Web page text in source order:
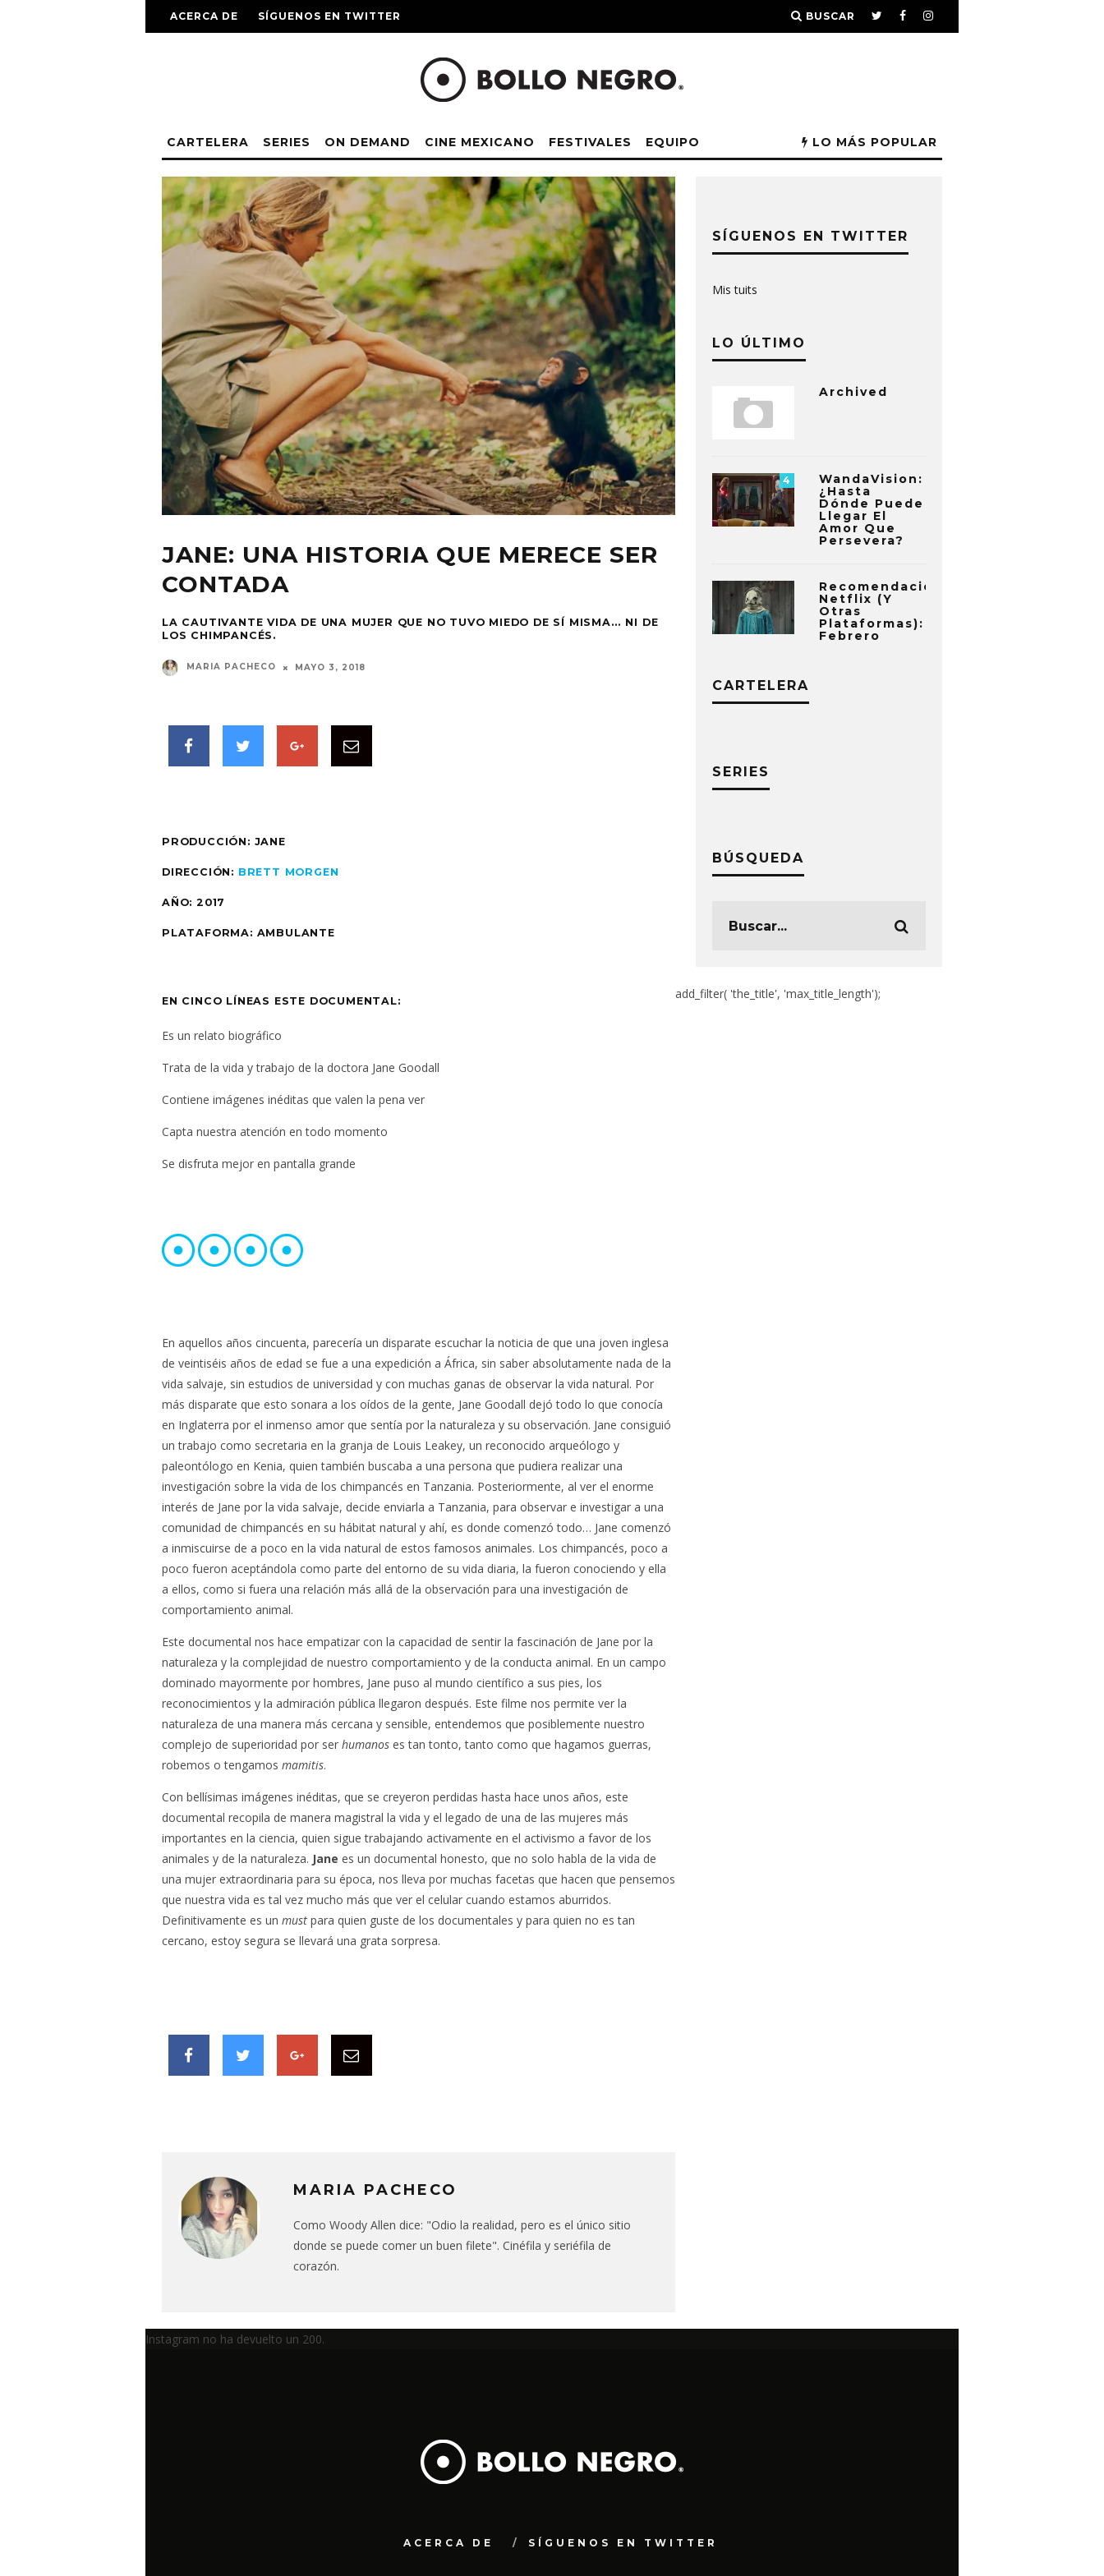
ACERCA DE SÍGUENOS EN TWITTER BUSCAR
CARTELERA SERIES ON DEMAND CINE MEXICANO FESTIVALES EQUIPO LO MÁS POPULAR
JANE: UNA HISTORIA QUE MERECE SER
CONTADA
LA CAUTIVANTE VIDA DE UNA MUJER QUE NO TUVO MIEDO DE SÍ MISMA… NI DE
LOS CHIMPANCÉS.
MARIA PACHECO MAYO 3, 2018
PRODUCCIÓN: JANE
DIRECCIÓN: BRETT MORGEN
AÑO: 2017
PLATAFORMA: AMBULANTE
EN CINCO LÍNEAS ESTE DOCUMENTAL:
Es un relato biográfico
Trata de la vida y trabajo de la doctora Jane Goodall
Contiene imágenes inéditas que valen la pena ver
Capta nuestra atención en todo momento
Se disfruta mejor en pantalla grande
En aquellos años cincuenta, parecería un disparate escuchar la noticia de que una joven inglesa
de veintiséis años de edad se fue a una expedición a África, sin saber absolutamente nada de la
vida salvaje, sin estudios de universidad y con muchas ganas de observar la vida natural. Por
más disparate que esto sonara a los oídos de la gente, Jane Goodall dejó todo lo que conocía
en Inglaterra por el inmenso amor que sentía por la naturaleza y su observación. Jane consiguió
un trabajo como secretaria en la granja de Louis Leakey, un reconocido arqueólogo y
paleontólogo en Kenia, quien también buscaba a una persona que pudiera realizar una
investigación sobre la vida de los chimpancés en Tanzania. Posteriormente, al ver el enorme
interés de Jane por la vida salvaje, decide enviarla a Tanzania, para observar e investigar a una
comunidad de chimpancés en su hábitat natural y ahí, es donde comenzó todo… Jane comenzó
a inmiscuirse de a poco en la vida natural de estos famosos animales. Los chimpancés, poco a
poco fueron aceptándola como parte del entorno de su vida diaria, la fueron conociendo y ella
a ellos, como si fuera una relación más allá de la observación para una investigación de
comportamiento animal.
Este documental nos hace empatizar con la capacidad de sentir la fascinación de Jane por la
naturaleza y la complejidad de nuestro comportamiento y de la conducta animal. En un campo
dominado mayormente por hombres, Jane puso al mundo científico a sus pies, los
reconocimientos y la admiración pública llegaron después. Este filme nos permite ver la
naturaleza de una manera más cercana y sensible, entendemos que posiblemente nuestro
complejo de superioridad por ser humanos es tan tonto, tanto como que hagamos guerras,
robemos o tengamos mamitis.
Con bellísimas imágenes inéditas, que se creyeron perdidas hasta hace unos años, este
documental recopila de manera magistral la vida y el legado de una de las mujeres más
importantes en la ciencia, quien sigue trabajando activamente en el activismo a favor de los
animales y de la naturaleza. Jane es un documental honesto, que no solo habla de la vida de
una mujer extraordinaria para su época, nos lleva por muchas facetas que hacen que pensemos
que nuestra vida es tal vez mucho más que ver el celular cuando estamos aburridos.
Definitivamente es un must para quien guste de los documentales y para quien no es tan
cercano, estoy segura se llevará una grata sorpresa.
MARIA PACHECO
Como Woody Allen dice: "Odio la realidad, pero es el único sitio
donde se puede comer un buen filete". Cinéfila y seriéfila de
corazón.
SÍGUENOS EN TWITTER
Mis tuits
LO ÚLTIMO
Archived
4
WandaVision:
¿Hasta
Dónde Puede
Llegar El
Amor Que
Persevera?
Recomendaciones
Netflix (y
Otras
Plataformas):
Febrero
CARTELERA
SERIES
BÚSQUEDA
add_filter( 'the_title', 'max_title_length');
Instagram no ha devuelto un 200.
ACERCA DE SÍGUENOS EN TWITTER